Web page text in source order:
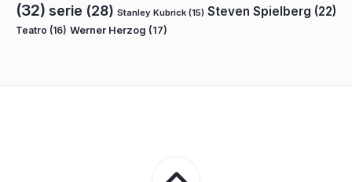
(32) serie (28) Stanley Kubrick (15) Steven Spielberg (22)
Teatro (16) Werner Herzog (17)